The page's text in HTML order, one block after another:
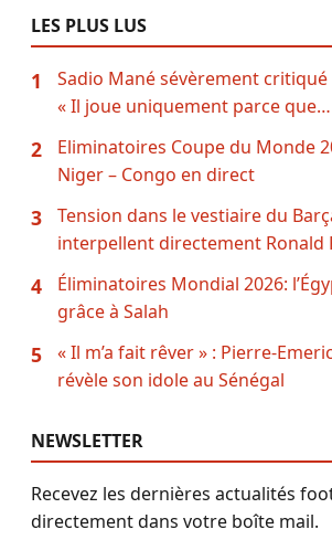
LES PLUS LUS
1
Sadio Mané sévèrement critiqué
« Il joue uniquement parce
2
Eliminatoires Coupe du Monde
Niger – Congo en direct
3
Tension dans le vestiaire du
interpellent directement Ronald
4
Éliminatoires Mondial 2026:
grâce à Salah
5
« Il m’a fait rêver » : Pierre-
révèle son idole au Sénégal
NEWSLETTER
Recevez les dernières actualités
directement dans votre boîte mail.